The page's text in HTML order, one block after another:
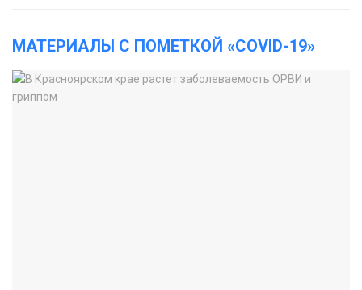
МАТЕРИАЛЫ С ПОМЕТКОЙ «COVID-19»